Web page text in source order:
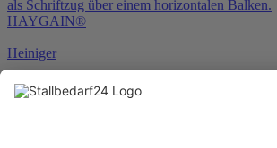
HAYGAIN®
Heiniger
hippomed